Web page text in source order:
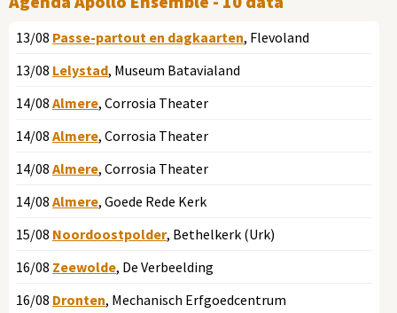
13/08 Passe-partout en dagkaarten, Flevoland
13/08 Lelystad, Museum Batavialand
14/08 Almere, Corrosia Theater
14/08 Almere, Corrosia Theater
14/08 Almere, Corrosia Theater
14/08 Almere, Goede Rede Kerk
15/08 Noordoostpolder, Bethelkerk (Urk)
16/08 Zeewolde, De Verbeelding
16/08 Dronten, Mechanisch Erfgoedcentrum